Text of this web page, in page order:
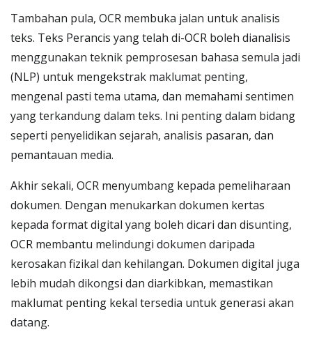
Tambahan pula, OCR membuka jalan untuk analisis
teks. Teks Perancis yang telah di-OCR boleh dianalisis
menggunakan teknik pemprosesan bahasa semula jadi
(NLP) untuk mengekstrak maklumat penting,
mengenal pasti tema utama, dan memahami sentimen
yang terkandung dalam teks. Ini penting dalam bidang
seperti penyelidikan sejarah, analisis pasaran, dan
pemantauan media.
Akhir sekali, OCR menyumbang kepada pemeliharaan
dokumen. Dengan menukarkan dokumen kertas
kepada format digital yang boleh dicari dan disunting,
OCR membantu melindungi dokumen daripada
kerosakan fizikal dan kehilangan. Dokumen digital juga
lebih mudah dikongsi dan diarkibkan, memastikan
maklumat penting kekal tersedia untuk generasi akan
datang.